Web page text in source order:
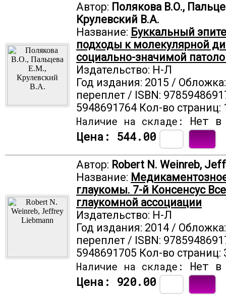
Автор: Полякова В.О.,
Крулевский В.А.
Название: Буккальный
подходы к молекулярной
социально-значимой
Издательство: Н-Л
Год издания: 2015 /
переплет / ISBN:
5948691764 Кол-во страниц:
Наличие на складе:
Нет
Цена: 544.00
Автор: Robert N. Weinreb,
Название:
глаукомы. 7-й Консенсус
глаукомной ассоциации
Издательство: Н-Л
Год издания: 2014 /
переплет / ISBN:
5948691705 Кол-во страниц:
Наличие на складе:
Нет
Цена: 920.00